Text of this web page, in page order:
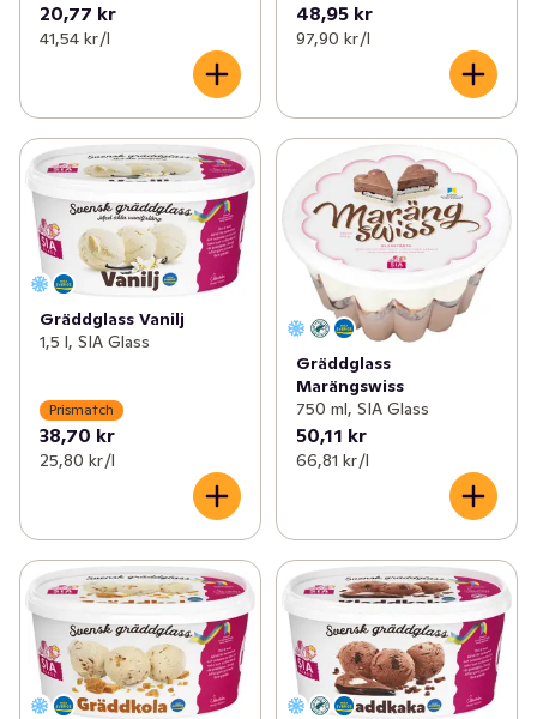
20,77 kr
41,54 kr /l
48,95 kr
97,90 kr /l
Gräddglass Vanilj
1,5 l, SIA Glass
Prismatch
38,70 kr
25,80 kr /l
Gräddglass
Marängswiss
750 ml, SIA Glass
50,11 kr
66,81 kr /l